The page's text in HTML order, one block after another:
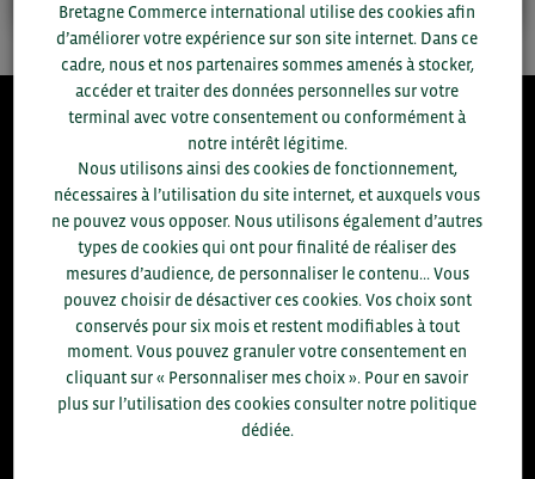
8.300
ACCOMPAGNEMENTS RÉALISÉS EN 2025
développement commercial, conseils réglementaires, réunions
d'information....
+1.700 ENTREPRISES DIFFÉRENTES
96 % D'ENTREPRISES SATISFAITES
enquête réalisée auprès de 300 entreprises
Bretagne Commerce international utilise des cookies afin
d’améliorer votre expérience sur son site internet. Dans ce
cadre, nous et nos partenaires sommes amenés à stocker,
accéder et traiter des données personnelles sur votre
terminal avec votre consentement ou conformément à
notre intérêt légitime.
Nous utilisons ainsi des cookies de fonctionnement,
nécessaires à l’utilisation du site internet, et auxquels vous
ne pouvez vous opposer. Nous utilisons également d’autres
types de cookies qui ont pour finalité de réaliser des
mesures d’audience, de personnaliser le contenu... Vous
pouvez choisir de désactiver ces cookies. Vos choix sont
conservés pour six mois et restent modifiables à tout
moment. Vous pouvez granuler votre consentement en
cliquant sur « Personnaliser mes choix ». Pour en savoir
plus sur l’utilisation des cookies consulter notre politique
dédiée.